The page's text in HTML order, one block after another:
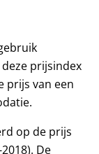
deze prijsindex
prijs van een
op de prijs
De